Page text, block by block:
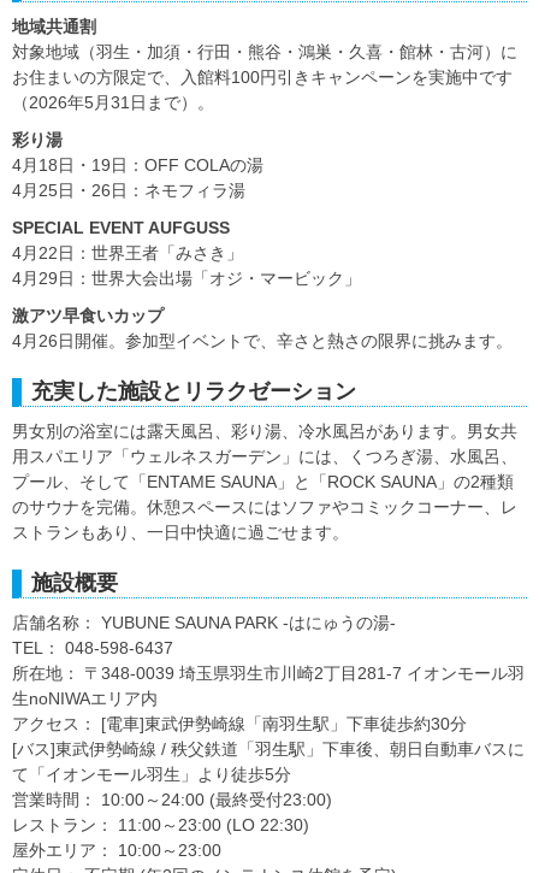
地域共通割
対象地域（羽生・加須・行田・熊谷・鴻巣・久喜・館林・古河）に
お住まいの方限定で、入館料100円引きキャンペーンを実施中です
（2026年5月31日まで）。
彩り湯
4月18日・19日：OFF COLAの湯
4月25日・26日：ネモフィラ湯
SPECIAL EVENT AUFGUSS
4月22日：世界王者「みさき」
4月29日：世界大会出場「オジ・マービック」
激アツ早食いカップ
4月26日開催。参加型イベントで、辛さと熱さの限界に挑みます。
充実した施設とリラクゼーション
男女別の浴室には露天風呂、彩り湯、冷水風呂があります。男女共
用スパエリア「ウェルネスガーデン」には、くつろぎ湯、水風呂、
プール、そして「ENTAME SAUNA」と「ROCK SAUNA」の2種類
のサウナを完備。休憩スペースにはソファやコミックコーナー、レ
ストランもあり、一日中快適に過ごせます。
施設概要
店舗名称： YUBUNE SAUNA PARK -はにゅうの湯-
TEL： 048-598-6437
所在地： 〒348-0039 埼玉県羽生市川崎2丁目281-7 イオンモール羽
生noNIWAエリア内
アクセス： [電車]東武伊勢崎線「南羽生駅」下車徒歩約30分
[バス]東武伊勢崎線 / 秩父鉄道「羽生駅」下車後、朝日自動車バスに
て「イオンモール羽生」より徒歩5分
営業時間： 10:00～24:00 (最終受付23:00)
レストラン： 11:00～23:00 (LO 22:30)
屋外エリア： 10:00～23:00